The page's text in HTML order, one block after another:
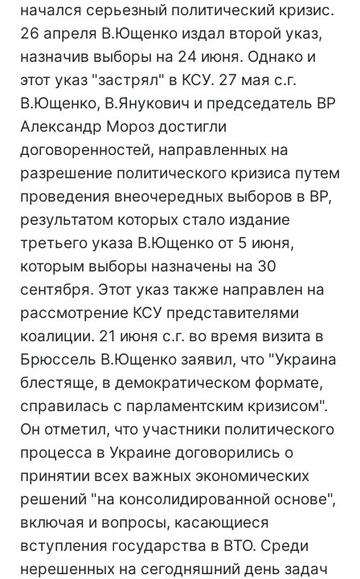
начался серьезный политический кризис.
26 апреля В.Ющенко издал второй указ,
назначив выборы на 24 июня. Однако и
этот указ "застрял" в КСУ. 27 мая с.г.
В.Ющенко, В.Янукович и председатель ВР
Александр Мороз достигли
договоренностей, направленных на
разрешение политического кризиса путем
проведения внеочередных выборов в ВР,
результатом которых стало издание
третьего указа В.Ющенко от 5 июня,
которым выборы назначены на 30
сентября. Этот указ также направлен на
рассмотрение КСУ представителями
коалиции. 21 июня с.г. во время визита в
Брюссель В.Ющенко заявил, что "Украина
блестяще, в демократическом формате,
справилась с парламентским кризисом".
Он отметил, что участники политического
процесса в Украине договорились о
принятии всех важных экономических
решений "на консолидированной основе",
включая и вопросы, касающиеся
вступления государства в ВТО. Среди
нерешенных на сегодняшний день задач